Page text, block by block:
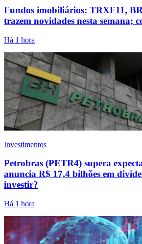
Fundos imobiliários: TRXF11,
trazem novidades nesta semana;
Há 1 hora
Investimentos
Petrobras (PETR4) supera
anuncia R$ 17,4 bilhões em
investir?
Há 1 hora